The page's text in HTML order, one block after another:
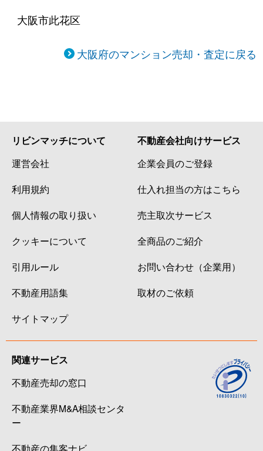
大阪市此花区
大阪府のマンション売却・査定に戻る
リビンマッチについて
運営会社
利用規約
個人情報の取り扱い
クッキーについて
引用ルール
不動産用語集
サイトマップ
不動産会社向けサービス
企業会員のご登録
仕入れ担当の方はこちら
売主取次サービス
全商品のご紹介
お問い合わせ（企業用）
取材のご依頼
関連サービス
不動産売却の窓口
不動産業界M&A相談センタ
ー
不動産の集客ナビ